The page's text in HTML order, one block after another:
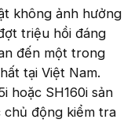
không ảnh hưởng
triệu hồi đáng
đến một trong
tại Việt Nam.
hoặc SH160i sản
động kiểm tra